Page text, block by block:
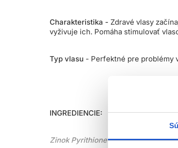
Charakteristika - Zdravé vlasy
vyživuje ich. Pomáha stimulovať
Typ vlasu - Perfektné pre problémy
INGREDIENCIE:
Zinok Pyrithione- Má